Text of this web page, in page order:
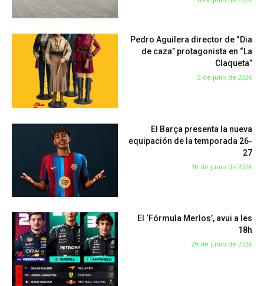
Pedro Aguilera director de “Dia
de caza” protagonista en “La
Claqueta”
2 de julio de 2026
El Barça presenta la nueva
equipación de la temporada 26-
27
30 de junio de 2026
El ‘Fórmula Merlos’, avui a les
18h
29 de junio de 2026